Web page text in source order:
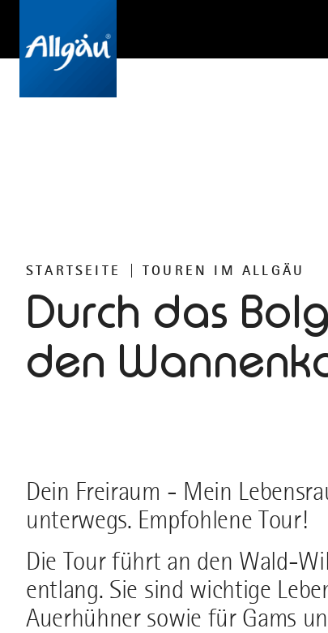
STARTSEITE TOUREN IM ALLGÄU
Durch das
den
Dein Freiraum - Mein
unterwegs. Empfohlene Tour!
Die Tour führt an den Wald-
entlang. Sie sind wichtige
Auerhühner sowie für Gams